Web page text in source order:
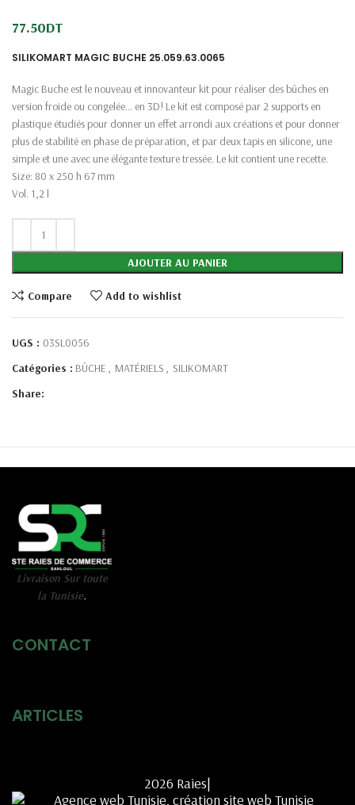
77.50DT
SILIKOMART MAGIC BUCHE 25.059.63.0065
Magic Buche est le nouveau et innovanteur kit pour réaliser des bûches en
version froide ou congelée… en 3D! Le kit est composé par 2 supports en
plastique étudiés pour donner un effet arrondi aux créations et pour donner
plus de stabilité en phase de préparation, et par deux tapis en silicone, une
simple et une avec une élégante texture tressée. Le kit contient une recette.
Size: 80 x 250 h 67 mm
Vol. 1,2 l
AJOUTER AU PANIER
Compare Add to wishlist
UGS : 03SL0056
Catégories : BÛCHE , MATÉRIELS , SILIKOMART
Share:
Livraison Sur toute
la Tunisie.
CONTACT
ARTICLES
2026 Raies|